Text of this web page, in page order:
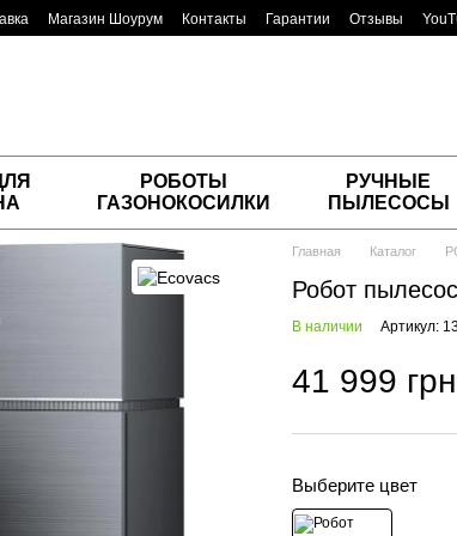
Магазин Шоурум Контакты Гарантии Отзывы
РОБОТЫ
ГАЗОНОКОСИЛКИ
РУЧНЫЕ
ПЫЛЕСОСЫ
Главная Каталог
Робот
В наличии Артикул:
41 999 грн
Выберите цвет